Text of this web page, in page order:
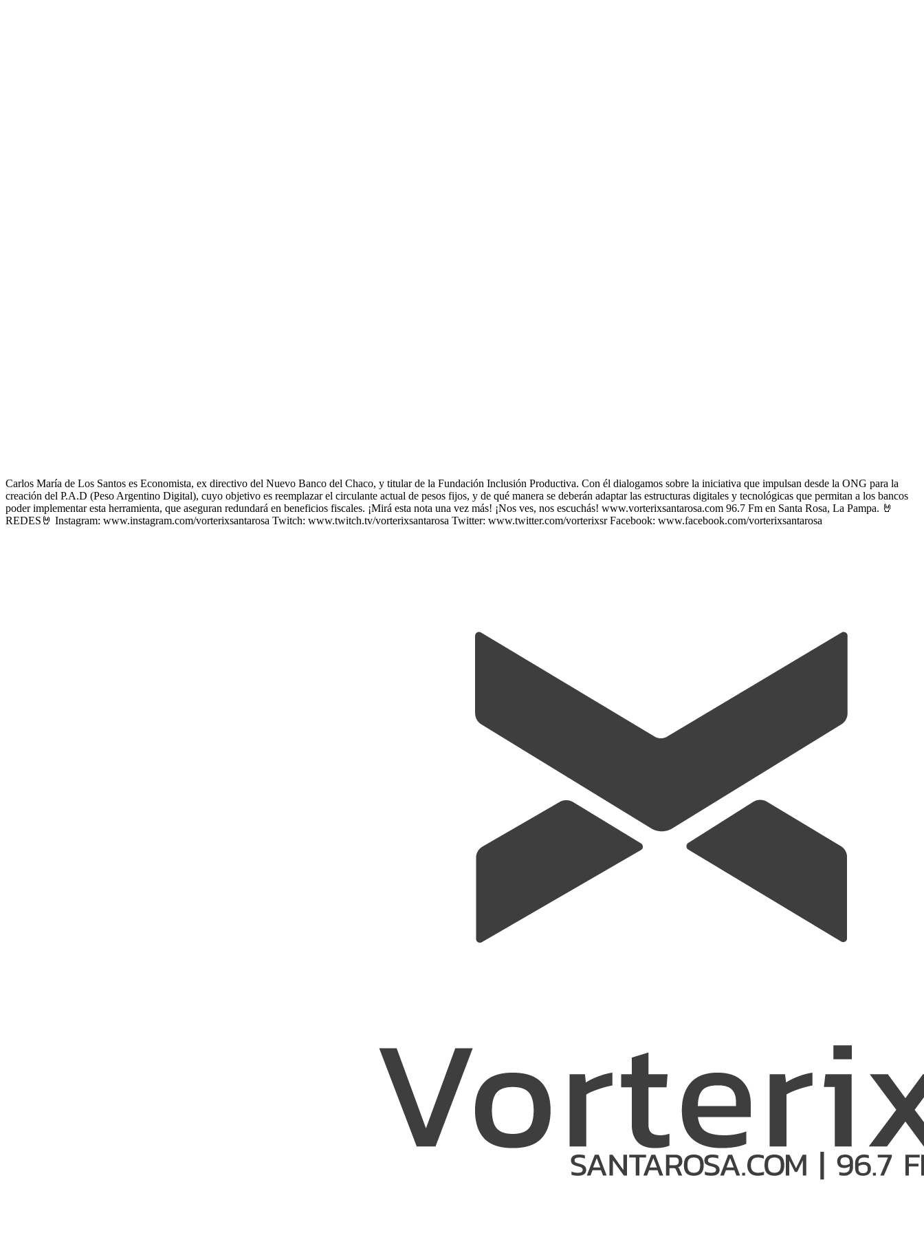
Carlos María de Los Santos es Economista, ex directivo del Nuevo Banco del Chaco, y titular de la Fundación Inclusión Productiva. Con él dialogamos sobre la iniciativa que impulsan desde la ONG para la
creación del P.A.D (Peso Argentino Digital), cuyo objetivo es reemplazar el circulante actual de pesos fijos, y de qué manera se deberán adaptar las estructuras digitales y tecnológicas que permitan a los bancos
poder implementar esta herramienta, que aseguran redundará en beneficios fiscales. ¡Mirá esta nota una vez más! ¡Nos ves, nos escuchás! www.vorterixsantarosa.com 96.7 Fm en Santa Rosa, La Pampa. 🤘
REDES🤘 Instagram: www.instagram.com/vorterixsantarosa Twitch: www.twitch.tv/vorterixsantarosa Twitter: www.twitter.com/vorterixsr Facebook: www.facebook.com/vorterixsantarosa